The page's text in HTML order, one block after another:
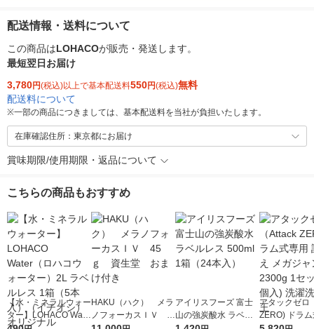
配送情報・送料について
この商品はLOHACOが販売・発送します。
最短翌日お届け
3,780円(税込)以上で基本配送料550円(税込)無料
配送料について
※一部の商品につきましては、基本配送料を当社が負担いたします。
在庫確認住所：東京都にお届け
賞味期限/使用期限・返品について
こちらの商品もおすすめ
【水・ミネラルウォー
ター】LOHACO Wate
HAKU（ハク） メラ
ノフォーカスＩＶ 4
アイリスフーズ 富士
山の強炭酸水 ラベル
アタックゼロ
ZERO) ドラ